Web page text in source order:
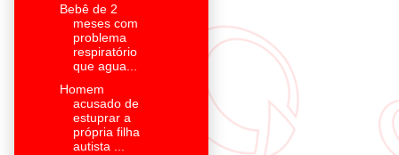
Bebê de 2
meses com
problema
respiratório
que agua...
Homem
acusado de
estuprar a
própria filha
autista ...